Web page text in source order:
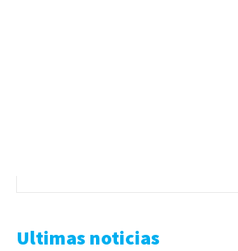
Ultimas noticias